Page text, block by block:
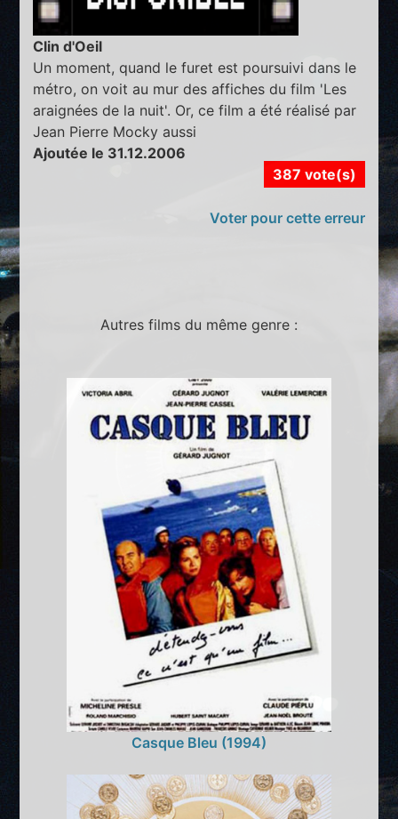
Clin d'Oeil
Un moment, quand le furet est poursuivi dans le
métro, on voit au mur des affiches du film 'Les
araignées de la nuit'. Or, ce film a été réalisé par
Jean Pierre Mocky aussi
Ajoutée le 31.12.2006
387 vote(s)
Voter pour cette erreur
Autres films du même genre :
Casque Bleu (1994)